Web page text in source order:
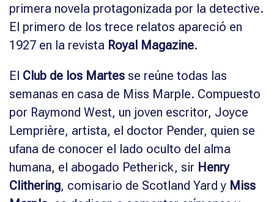
primera novela protagonizada por la detective.
El primero de los trece relatos apareció en
1927 en la revista Royal Magazine.
El Club de los Martes se reúne todas las
semanas en casa de Miss Marple. Compuesto
por Raymond West, un joven escritor, Joyce
Lemprière, artista, el doctor Pender, quien se
ufana de conocer el lado oculto del alma
humana, el abogado Petherick, sir Henry
Clithering, comisario de Scotland Yard y Miss